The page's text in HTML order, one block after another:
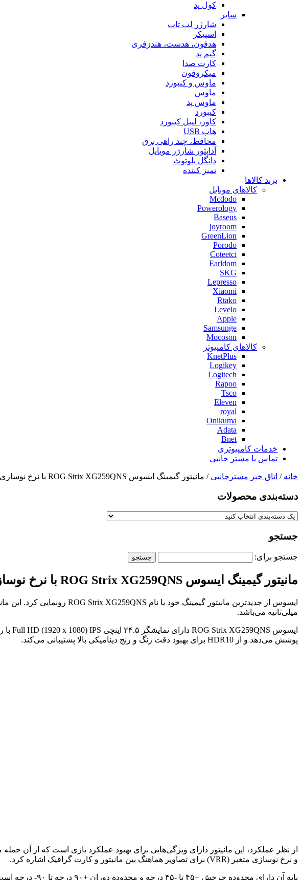
کول پد
سایر
شارژر لپ تاپ
اسپیکر
هدفون، هدست، هندزفری
گیم پد
کارت صدا
میکروفون
ماوس و کیبورد
ماوس
ماوس پد
کیبورد
کاور، لیبل کیبورد
هاب USB
محافظ، چند راهی برق
آداپتور شارژر موبایل
دانگل بلوتوث
تمیز کننده
برند کالاها
کالاهای موبایل
Mcdodo
Powerology
Baseus
joyroom
GreenLion
Porodo
Coteetci
Earldom
SKG
Lepresso
Xiaomi
Rtako
Levelo
Apple
Samsunge
Mocoson
کالاهای کامپیوتر
KnetPlus
Logikey
Logitech
Rapoo
Tsco
Eleven
royal
Onikuma
Adata
Bnet
خدمات کامپیوتری
تماس با مستر جانبی
خانه / اتاق خبر مسترجانبی / مانیتور گیمینگ ایسوس ROG Strix XG259QNS با نرخ نوسازی ۳۸۰ هرتز معرفی شد
دسته‌بندی‌ محصولات
جستجو
جستجو برای:
مانیتور گیمینگ ایسوس ROG Strix XG259QNS با نرخ نوسازی ۳۸۰ هرتز معرفی شد
میلی‌ثانیه می‌باشد.
پوشش می‌دهد و از HDR10 برای بهبود دقت رنگ و رنج دینامیکی بالا پشتیبانی می‌کند.
و نرخ نوسازی متغیر (VRR) برای تصاویر هماهنگ بین مانیتور و کارت گرافیک اشاره کرد.